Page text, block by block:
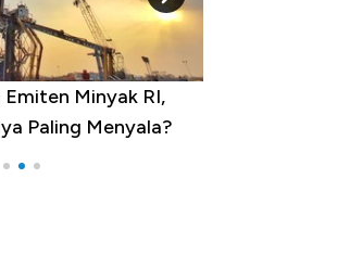
Minyak RI,
Paling Menyala?